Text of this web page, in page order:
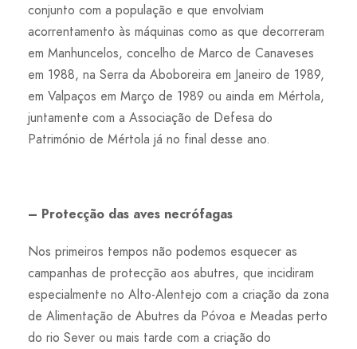
conjunto com a população e que envolviam
acorrentamento às máquinas como as que decorreram
em Manhuncelos, concelho de Marco de Canaveses
em 1988, na Serra da Aboboreira em Janeiro de 1989,
em Valpaços em Março de 1989 ou ainda em Mértola,
juntamente com a Associação de Defesa do
Património de Mértola já no final desse ano.
– Protecção das aves necrófagas
Nos primeiros tempos não podemos esquecer as
campanhas de protecção aos abutres, que incidiram
especialmente no Alto-Alentejo com a criação da zona
de Alimentação de Abutres da Póvoa e Meadas perto
do rio Sever ou mais tarde com a criação do